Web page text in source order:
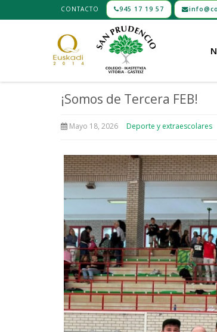
CONTACTO 945 17 19 57
¡Somos de Tercera FEB!
Mayo 18, 2026 Deporte y extraescolares